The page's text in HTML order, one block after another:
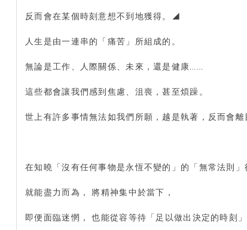
反而會在某個時刻意想不到地獲得。◢
人生是由一連串的「痛苦」所組成的。
無論是工作、人際關係、未來，還是健康……
這些都會讓我們感到焦慮、沮喪，甚至煩躁。
世上有許多事情無法如我們所願，越是執著，反而會離
在知曉「沒有任何事物是永恆不變的」的「無常法則」
就能盡力而為， 將精神集中於當下，
即便面臨迷惘， 也能從容等待「足以做出決定的時刻」